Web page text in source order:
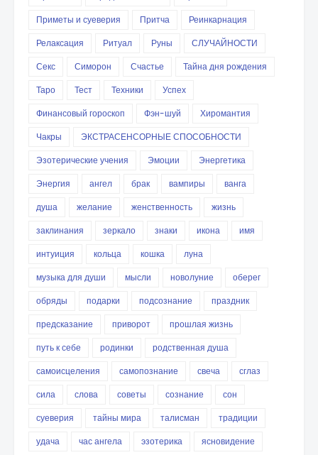
Приметы и суеверия
Притча
Реинкарнация
Релаксация
Ритуал Руны
СЛУЧАЙНОСТИ
Секс
Симорон Счастье
Тайна дня рождения
Таро
Тест Техники
Успех
Финансовый гороскоп
Фэн-шуй
Хиромантия
Чакры
ЭКСТРАСЕНСОРНЫЕ СПОСОБНОСТИ
Эзотерические учения
Эмоции
Энергетика
Энергия
ангел брак вампиры
ванга
душа
желание женственность
жизнь
заклинания
зеркало знаки икона
имя
интуиция
кольца кошка
луна
музыка для души
мысли новолуние
оберег
обряды
подарки подсознание
праздник
предсказание
приворот
прошлая жизнь
путь к себе
родинки
родственная душа
самоисцеления
самопознание свеча
сглаз
сила
слова советы сознание
сон
суеверия
тайны мира талисман
традиции
удача
час ангела эзотерика ясновидение